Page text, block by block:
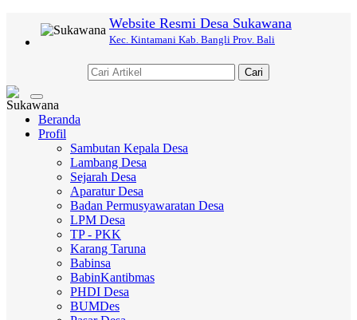
Website Resmi Desa Sukawana
Kec. Kintamani Kab. Bangli Prov. Bali
Cari
Toggle
navigation
Beranda
Profil
Sambutan Kepala Desa
Lambang Desa
Sejarah Desa
Aparatur Desa
Badan Permusyawaratan Desa
LPM Desa
TP - PKK
Karang Taruna
Babinsa
BabinKantibmas
PHDI Desa
BUMDes